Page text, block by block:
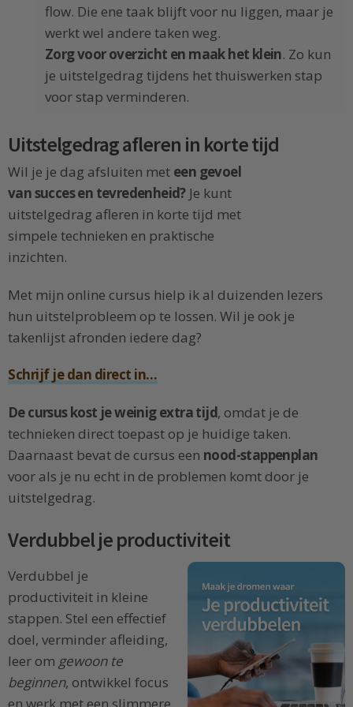
flow. Die ene taak blijft voor nu liggen, maar je
werkt wel andere taken weg.
Zorg voor overzicht en maak het klein. Zo kun
je uitstelgedrag tijdens het thuiswerken stap
voor stap verminderen.
Uitstelgedrag afleren in korte tijd
Wil je je dag afsluiten met een gevoel
van succes en tevredenheid?Je kunt
uitstelgedrag afleren in korte tijd met
simpele technieken en praktische
inzichten.
Met mijn online cursus hielp ik al duizenden lezers
hun uitstelprobleem op te lossen. Wil je ook je
takenlijst afronden iedere dag?
Schrijf je dan direct in…
De cursus kost je weinig extra tijd, omdat je de
technieken direct toepast op je huidige taken.
Daarnaast bevat de cursus een nood-stappenplan
voor als je nu echt in de problemen komt door je
uitstelgedrag.
Verdubbel je productiviteit
Verdubbel je
productiviteit in kleine
stappen. Stel een effectief
doel, verminder afleiding,
leer om gewoon te
beginnen, ontwikkel focus
en werk met een slimmere